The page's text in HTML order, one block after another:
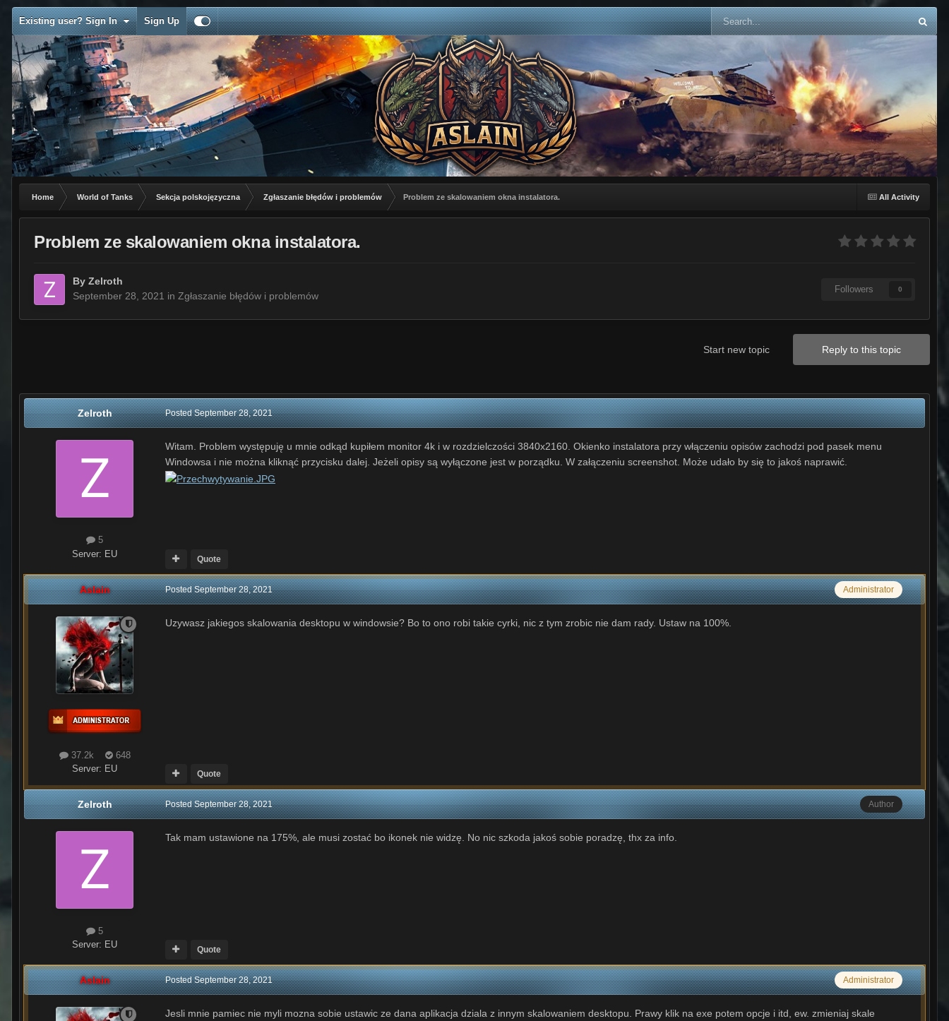
Existing user? Sign In Sign Up
All Activity
Home World of Tanks Sekcja polskojęzyczna Zgłaszanie błędów i problemów Problem ze skalowaniem okna instalatora.
Problem ze skalowaniem okna instalatora.
By Zelroth
September 28, 2021 in Zgłaszanie błędów i problemów
Followers 0
Reply to this topic
Start new topic
Zelroth
5
Server: EU
PostedSeptember 28, 2021
Witam. Problem występuję u mnie odkąd kupiłem monitor 4k i w rozdzielczości 3840x2160. Okienko instalatora przy włączeniu opisów zachodzi pod pasek menu
Windowsa i nie można kliknąć przycisku dalej. Jeżeli opisy są wyłączone jest w porządku. W załączeniu screenshot. Może udało by się to jakoś naprawić.
Quote
Aslain
37.2k
648
Server: EU
Administrator
PostedSeptember 28, 2021
Uzywasz jakiegos skalowania desktopu w windowsie? Bo to ono robi takie cyrki, nic z tym zrobic nie dam rady. Ustaw na 100%.
Quote
Zelroth
5
Server: EU
Author
PostedSeptember 28, 2021
Tak mam ustawione na 175%, ale musi zostać bo ikonek nie widzę. No nic szkoda jakoś sobie poradzę, thx za info.
Quote
Aslain Administrator
PostedSeptember 28, 2021
Jesli mnie pamiec nie myli mozna sobie ustawic ze dana aplikacja dziala z innym skalowaniem desktopu. Prawy klik na exe potem opcje i itd, ew. zmieniaj skale